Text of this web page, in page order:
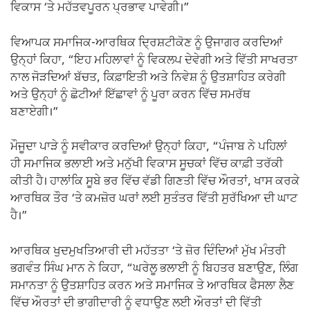
ਵਿਕਾਸ ‘ਤੇ ਮਹੱਤਵਪੂਰਨ ਪ੍ਰਭਾਵ ਪਾਵੇਗੀ।”
ਵਿਆਪਕ ਸਮਾਜਿਕ-ਆਰਥਿਕ ਦ੍ਰਿਸ਼ਟੀਕੋਣ ਨੂੰ ਉਜਾਗਰ ਕਰਦਿਆਂ
ਉਨ੍ਹਾਂ ਕਿਹਾ, “ਇਹ ਮਹਿਲਾਵਾਂ ਨੂੰ ਵਿਕਲਪ ਦੇਵੇਗੀ ਅਤੇ ਵਿੱਤੀ ਸਾਖਰਤਾ
ਨਾਲ ਜੋੜਦਿਆਂ ਬੱਚਤ, ਕਿਫ਼ਾਇਤੀ ਅਤੇ ਨਿਵੇਸ਼ ਨੂੰ ਉਤਸ਼ਾਹਿਤ ਕਰੇਗੀ
ਅਤੇ ਉਨ੍ਹਾਂ ਨੂੰ ਛੋਟੀਆਂ ਇੱਛਾਵਾਂ ਨੂੰ ਪੂਰਾ ਕਰਨ ਵਿੱਚ ਸਮਰੱਥ
ਬਣਾਏਗੀ।”
ਮੌਜੂਦਾ ਪਾੜੇ ਨੂੰ ਸਵੀਕਾਰ ਕਰਦਿਆਂ ਉਨ੍ਹਾਂ ਕਿਹਾ, “ਪੰਜਾਬ ਨੇ ਪਹਿਲਾਂ
ਹੀ ਸਮਾਜਿਕ ਭਲਾਈ ਅਤੇ ਮਨੁੱਖੀ ਵਿਕਾਸ ਸੂਚਕਾਂ ਵਿੱਚ ਕਾਫ਼ੀ ਤਰੱਕੀ
ਕੀਤੀ ਹੈ। ਹਾਲਾਂਕਿ ਸੂਬੇ ਭਰ ਵਿੱਚ ਵੱਡੀ ਗਿਣਤੀ ਵਿੱਚ ਔਰਤਾਂ, ਖਾਸ ਕਰਕੇ
ਆਰਥਿਕ ਤੌਰ ‘ਤੇ ਕਮਜ਼ੋਰ ਘਰਾਂ ਲਈ ਸੁਤੰਤਰ ਵਿੱਤੀ ਸੁਰੱਖਿਆ ਦੀ ਘਾਟ
ਹੈ।”
ਆਰਥਿਕ ਖੁਦਮੁਖਤਿਆਰੀ ਦੀ ਮਹੱਤਤਾ ‘ਤੇ ਜ਼ੋਰ ਦਿੰਦਿਆਂ ਮੁੱਖ ਮੰਤਰੀ
ਭਗਵੰਤ ਸਿੰਘ ਮਾਨ ਨੇ ਕਿਹਾ, “ਘਰੇਲੂ ਭਲਾਈ ਨੂੰ ਬਿਹਤਰ ਬਣਾਉਣ, ਲਿੰਗ
ਸਮਾਨਤਾ ਨੂੰ ਉਤਸ਼ਾਹਿਤ ਕਰਨ ਅਤੇ ਸਮਾਜਿਕ ਤੇ ਆਰਥਿਕ ਫੈਸਲਾ ਲੈਣ
ਵਿੱਚ ਔਰਤਾਂ ਦੀ ਭਾਗੀਦਾਰੀ ਨੂੰ ਵਧਾਉਣ ਲਈ ਔਰਤਾਂ ਦੀ ਵਿੱਤੀ